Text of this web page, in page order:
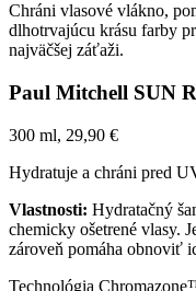
Chráni vlasové vlákno,
dlhotrvajúcu krásu farby
najväčšej záťaži.
Paul Mitchell SUN
300 ml, 29,90 €
Hydratuje a chráni pred
Vlastnosti: Hydratačný
chemicky ošetrené vlasy.
zároveň pomáha obnoviť
Technológia